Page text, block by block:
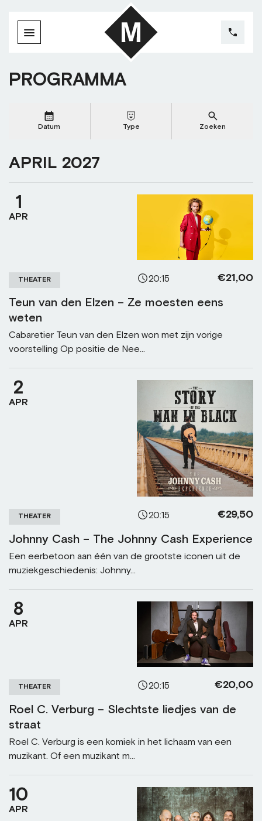
PROGRAMMA
Datum Type Zoeken
APRIL 2027
1
APR
THEATER 20:15 €21,00
Teun van den Elzen – Ze moesten eens
weten
Cabaretier Teun van den Elzen won met zijn vorige
voorstelling Op positie de Nee...
2
APR
THEATER 20:15 €29,50
Johnny Cash – The Johnny Cash Experience
Een eerbetoon aan één van de grootste iconen uit de
muziekgeschiedenis: Johnny...
8
APR
THEATER 20:15 €20,00
Roel C. Verburg – Slechtste liedjes van de
straat
Roel C. Verburg is een komiek in het lichaam van een
muzikant. Of een muzikant m...
10
APR